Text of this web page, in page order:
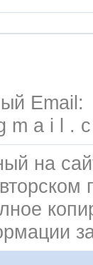
Email:
m a i l .
на